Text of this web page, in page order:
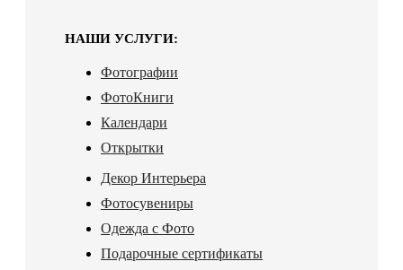
НАШИ УСЛУГИ:
Фотографии
ФотоКниги
Календари
Открытки
Декор Интерьера
Фотосувениры
Одежда с Фото
Подарочные сертификаты